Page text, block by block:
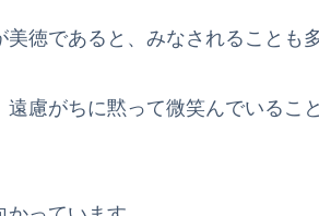
徳であると、みなされることも多
慮がちに黙って微笑んでいるこ